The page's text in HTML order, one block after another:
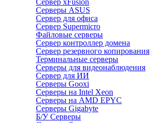
Сервер xFusion
Серверы ASUS
Сервер для офиса
Сервер Supermicro
Файловые серверы
Сервер контроллер домена
Сервер резервного копирования
Терминальные серверы
Серверы для видеонаблюдения
Сервер для ИИ
Серверы Gooxi
Серверы на Intel Xeon
Серверы на AMD EPYC
Серверы Gigabyte
Б/У Серверы